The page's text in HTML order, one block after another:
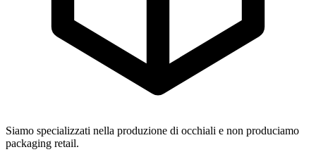
Siamo specializzati nella produzione di occhiali e non produciamo
packaging retail.